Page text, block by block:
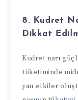
8. Kudret
Dikkat
Kudret narı
tüketiminde
yan etkiler